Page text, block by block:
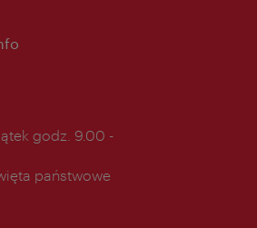
godz. 9.00 -
państwowe